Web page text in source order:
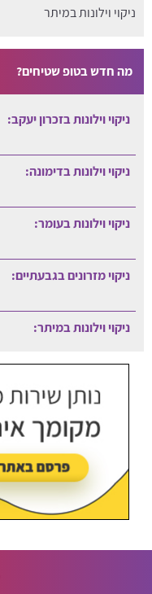
ניקוי וילונות במיתר
מה חדש בטופ שטיחים?
ניקוי וילונות בזכרון יעקב:
ניקוי וילונות בדימונה:
ניקוי וילונות בעומר:
ניקוי מזרונים בגבעתיים:
ניקוי וילונות במיתר: